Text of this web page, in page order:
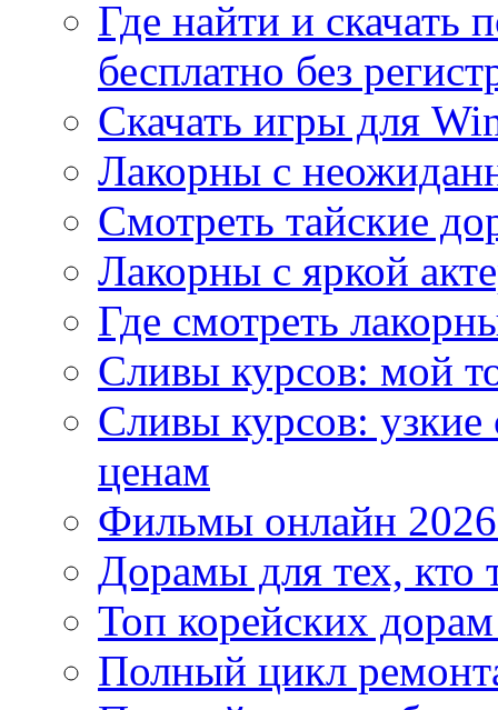
Где найти и
бесплатно без
Скачать игры для
Лакорны с
Смотреть тайские
Лакорны с яркой
Где смотреть
Сливы курсов: мой
Сливы курсов:
ценам
Фильмы онлайн
Дорамы для тех, кто
Топ корейских
Полный цикл